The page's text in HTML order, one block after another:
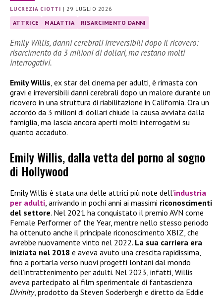
LUCREZIA CIOTTI |29 LUGLIO 2026
ATTRICE MALATTIA RISARCIMENTO DANNI
Emily Willis, danni cerebrali irreversibili dopo il ricovero:
risarcimento da 3 milioni di dollari, ma restano molti
interrogativi.
Emily Willis , ex star del cinema per adulti, è rimasta con
gravi e irreversibili danni cerebrali dopo un malore durante un
ricovero in una struttura di riabilitazione in California. Ora un
accordo da 3 milioni di dollari chiude la causa avviata dalla
famiglia, ma lascia ancora aperti molti interrogativi su
quanto accaduto.
Emily Willis, dalla vetta del porno al sogno
di Hollywood
Emily Willis è stata una delle attrici più note dell’industria
per adulti, arrivando in pochi anni ai massimi riconoscimenti
del settore. Nel 2021 ha conquistato il premio AVN come
Female Performer of the Year, mentre nello stesso periodo
ha ottenuto anche il principale riconoscimento XBIZ, che
avrebbe nuovamente vinto nel 2022. La sua carriera era
iniziata nel 2018 e aveva avuto una crescita rapidissima,
fino a portarla verso nuovi progetti lontani dal mondo
dell’intrattenimento per adulti. Nel 2023, infatti, Willis
aveva partecipato al film sperimentale di fantascienza
Divinity, prodotto da Steven Soderbergh e diretto da Eddie